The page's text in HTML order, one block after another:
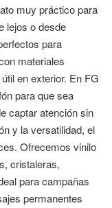
muy práctico para
lejos o desde
para
materiales
en exterior. En FG
para que sea
captar atención sin
y la versatilidad, el
Ofrecemos vinilo
cristaleras,
para campañas
permanentes